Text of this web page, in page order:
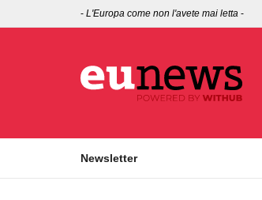
- L'Europa come non l'avete mai letta -
Newsletter